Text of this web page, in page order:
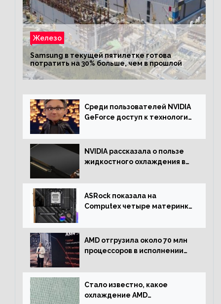
Железо
Samsung в текущей пятилетке готова
потратить на 30% больше, чем в прошлой
Среди пользователей NVIDIA
GeForce доступ к технологии
NVIDIA рассказала о пользе
жидкостного охлаждения в
ASRock показала на
Computex четыре материнки
включая модели Taichi
AMD отгрузила около 70 млн
процессоров в исполнении
Стало известно, какое
охлаждение AMD